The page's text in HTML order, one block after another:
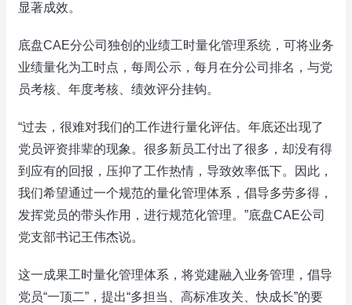
显著成效。
底盘CAE分公司独创的业绩工时量化管理系统，可将业务
业绩量化为工时点，每周公示，每月在分公司排名，与党
员考核、年度考核、绩效评分挂钩。
“过去，很难对我们的工作进行量化评估。年底还出现了
党员评资排辈的现象。很多新员工付出了很多，却没有得
到应有的回报，压抑了工作热情，导致效率低下。因此，
我们希望通过一个规范的量化管理体系，倡导多劳多得，
发挥党员的带头作用，进行规范化管理。”底盘CAE公司
党支部书记王伟杰说。
这一成果工时量化管理体系，将党建融入业务管理，倡导
党员“一顶二”，提出“多担当、高标准攻关、快成长”的要